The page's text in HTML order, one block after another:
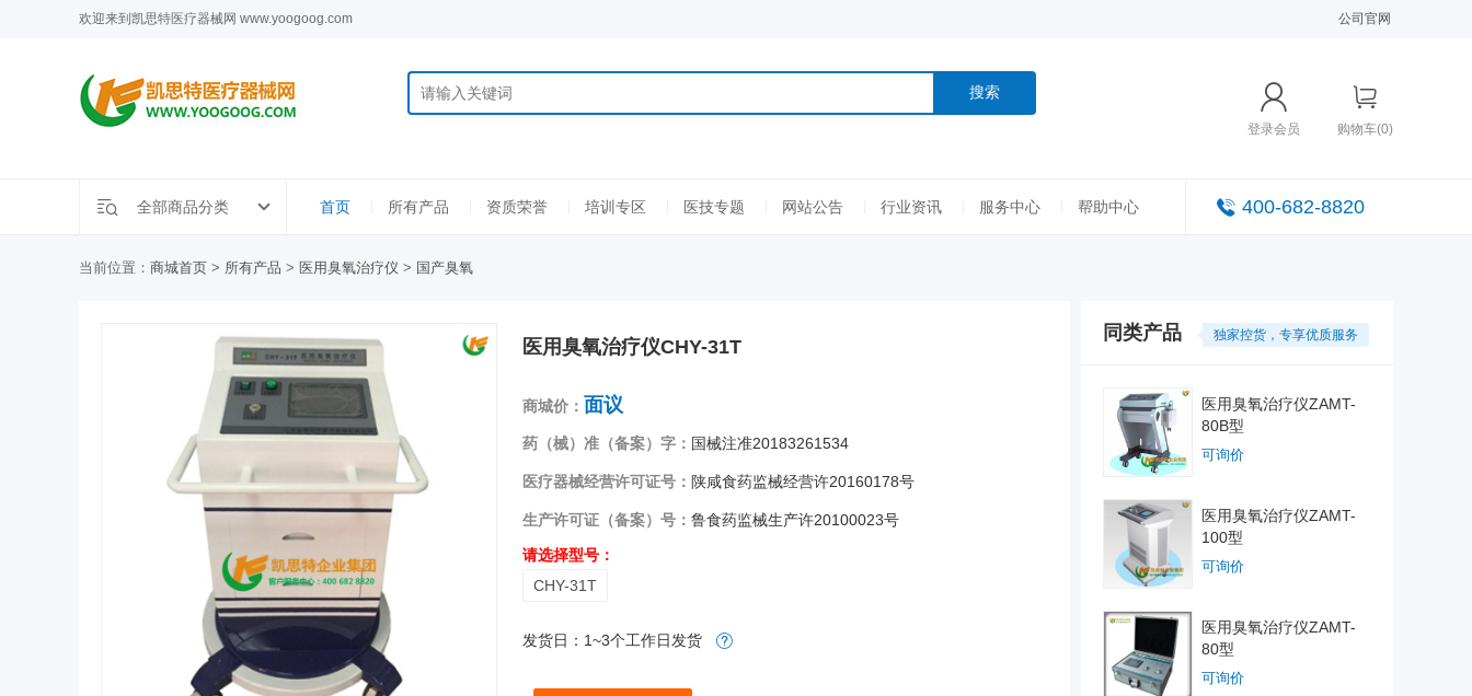
欢迎来到凯思特医疗器械网 www.yoogoog.com 公司官网
搜索
登录会员 购物车(0)
全部商品分类 首页 所有产品 资质荣誉 培训专区 医技专题 网站公告 行业资讯 服务中心 帮助中心 400-682-8820
当前位置： 商城首页 > 所有产品 > 医用臭氧治疗仪 > 国产臭氧
医用臭氧治疗仪CHY-31T
商城价： 面议
药（械）准（备案）字： 国械注准20183261534
医疗器械经营许可证号： 陕咸食药监械经营许20160178号
生产许可证（备案）号： 鲁食药监械生产许20100023号
请选择型号：
CHY-31T
发货日：1~3个工作日发货
同类产品 独家控货，专享优质服务
医用臭氧治疗仪ZAMT-
80B型
可询价
医用臭氧治疗仪ZAMT-
100型
可询价
医用臭氧治疗仪ZAMT-
80型
可询价